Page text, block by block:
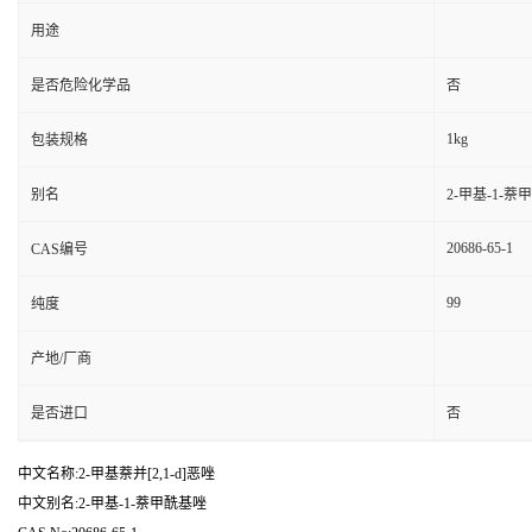
用途
是否危险化学品 否
包装规格 1kg
别名 2-甲基-1-萘
CAS编号 20686-65-1
纯度 99
产地/厂商
是否进口 否
中文名称:2-甲基萘并[2,1-d]恶唑
中文别名:2-甲基-1-萘甲酰基唑